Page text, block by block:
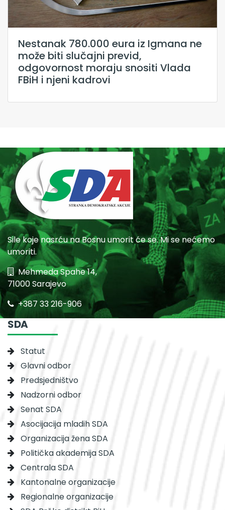
Nestanak 780.000 eura iz Igmana ne
može biti slučajni previd,
odgovornost moraju snositi Vlada
FBiH i njeni kadrovi
Sile koje nasrću na Bosnu umorit će se. Mi se nećemo
umoriti.
Mehmeda Spahe 14,
71000 Sarajevo
+387 33 216-906
SDA
Statut
Glavni odbor
Predsjedništvo
Nadzorni odbor
Senat SDA
Asocijacija mladih SDA
Organizacija žena SDA
Politička akademija SDA
Centrala SDA
Kantonalne organizacije
Regionalne organizacije